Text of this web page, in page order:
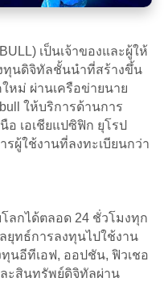
เป็นเจ้าของและผู้ให้
ทุนดิจิทัลชั้นนำที่สร้างขึ้น
หม่ ผ่านเครือข่ายนาย
ให้บริการด้านการ
อ เอเชียแปซิฟิก ยุโรป
รผู้ใช้งานที่ลงทะเบียนกว่า
ลกได้ตลอด 24 ชั่วโมงทุก
ยุทธ์การลงทุนไปใช้งาน
นอีทีเอฟ, ออปชัน, ฟิวเชอ
ละสินทรัพย์ดิจิทัลผ่าน